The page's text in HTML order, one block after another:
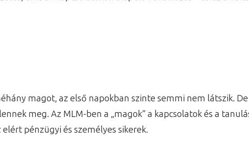
magot, az első napokban szinte semmi nem látszik.
meg. Az MLM-ben a „magok” a kapcsolatok és a
pénzügyi és személyes sikerek.